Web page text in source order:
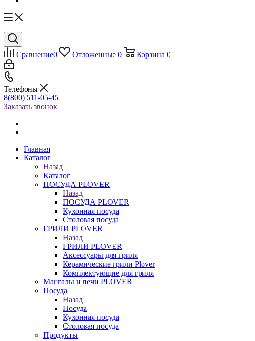
Сравнение0 Отложенные 0 Корзина 0
Телефоны
8(800) 511-05-45
Заказать звонок
Главная
Каталог
Назад
Каталог
ПОСУДА PLOVER
Назад
ПОСУДА PLOVER
Кухонная посуда
Столовая посуда
ГРИЛИ PLOVER
Назад
ГРИЛИ PLOVER
Аксессуары для гриля
Керамические грили Plover
Комплектующие для гриля
Мангалы и печи PLOVER
Посуда
Назад
Посуда
Кухонная посуда
Столовая посуда
Продукты